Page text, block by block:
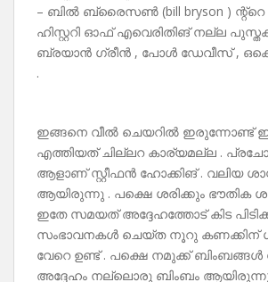
– ബിൽ ബ്രൈസൺ (bill bryson )
ഹിസ്റ്ററി ഓഫ് എവെരിതിങ് നല്ല
ബ്രയാൻ ഗ്രീൻ , പോൾ ഡേവീസ് ,
.
ഇങ്ങനെ വീൽ ചെയറിൽ ഇരുന്നോണ്ട്
എത്തിയത് ചില്ലറ കാര്യമല്ല .
ആളാണ് സ്റ്റീഫൻ ഹോക്കിങ് . വലിയ
ആയിരുന്നു . പക്ഷെ ശരിക്കും ഭൗതിക
ഇതേ സമയത് അദ്ദേഹത്തോട് കിട
സംഭാവനകൾ ചെയ്ത നൂറു കണക്കിന്
വേറെ ഉണ്ട് . പക്ഷെ നമുക്ക്
അദ്ദേഹം നല്ലൊരു ബിംബം